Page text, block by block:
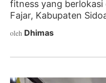
fitness yang berlokasi
Fajar, Kabupaten
oleh Dhimas